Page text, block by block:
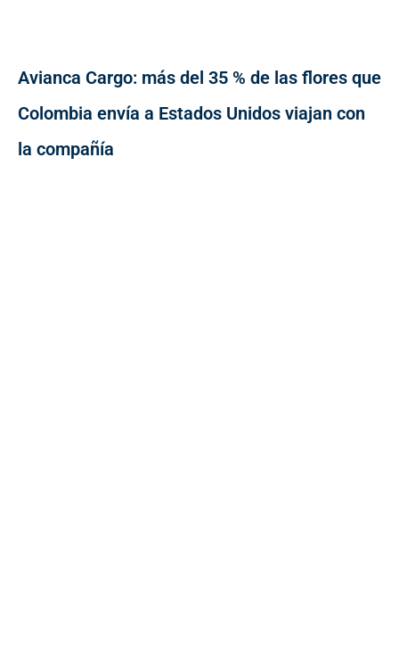
Avianca Cargo: más del 35 % de las flores que
Colombia envía a Estados Unidos viajan con
la compañía